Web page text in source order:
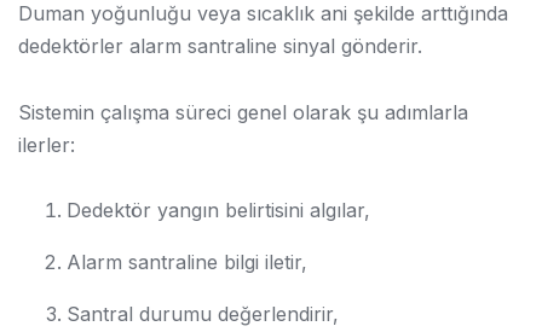
Duman yoğunluğu veya sıcaklık ani şekilde arttığında
dedektörler alarm santraline sinyal gönderir.
Sistemin çalışma süreci genel olarak şu adımlarla
ilerler:
Dedektör yangın belirtisini algılar,
Alarm santraline bilgi iletir,
Santral durumu değerlendirir,